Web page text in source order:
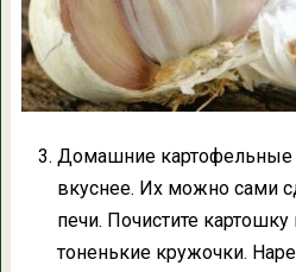
Домашние картофельные
вкуснее. Их можно сами
печи. Почистите
тоненькие кружочки.